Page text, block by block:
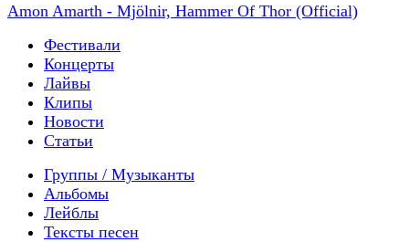
Amon Amarth - Mjölnir, Hammer Of Thor (Official)
Фестивали
Концерты
Лайвы
Клипы
Новости
Статьи
Группы / Музыканты
Альбомы
Лейблы
Тексты песен